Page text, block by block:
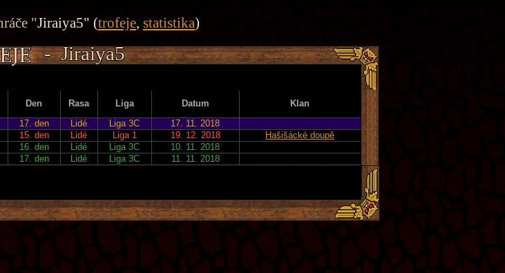
"Jiraiya5" (trofeje, statistika)
- Jiraiya5
- Jiraiya5
- Jiraiya5
- Jiraiya5
- Jiraiya5
Den Rasa Liga Datum
Klan
17. den Lidé Liga 3C
17. 11. 2018
15. den Lidé Liga 1 19. 12. 2018
Hašišácké doupě
16. den Lidé Liga 3C
10. 11. 2018
17. den Lidé Liga 3C 11. 11. 2018